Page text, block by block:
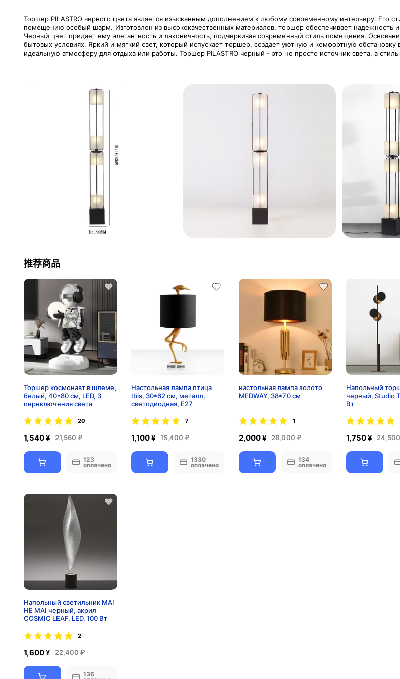
Торшер PILASTRO черного цвета является изысканным дополнением к любому современному интерьеру. Его
помещению особый шарм. Изготовлен из высококачественных материалов, торшер обеспечивает надежность и
Черный цвет придает ему элегантность и лаконичность, подчеркивая современный стиль помещения.
бытовых условиях. Яркий и мягкий свет, который испускает торшер, создает уютную и комфортную
идеальную атмосферу для отдыха или работы. Торшер PILASTRO черный - это не просто источник света, а
推荐商品
Торшер космонавт в шлеме,
белый, 40*80 см, LED, 3
переключения света
20
1,540 ¥ 21,560 ₽
123
оплачено
Настольная лампа птица
Ibis, 30*62 см, металл,
светодиодная, E27
7
1,100 ¥ 15,400 ₽
1330
оплачено
настольная лампа золото
MEDWAY, 38*70 см
1
2,000 ¥ 28,000 ₽
134
оплачено
Напольный
черный, Studio
Вт
1,750 ¥
Напольный светильник MAI
HE MAI черный, акрил
COSMIC LEAF, LED, 100 Вт
2
1,600 ¥ 22,400 ₽
136